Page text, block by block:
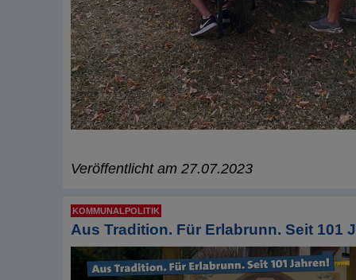
Veröffentlicht am 27.07.2023
KOMMUNALPOLITIK
Aus Tradition. Für Erlabrunn. Seit 101